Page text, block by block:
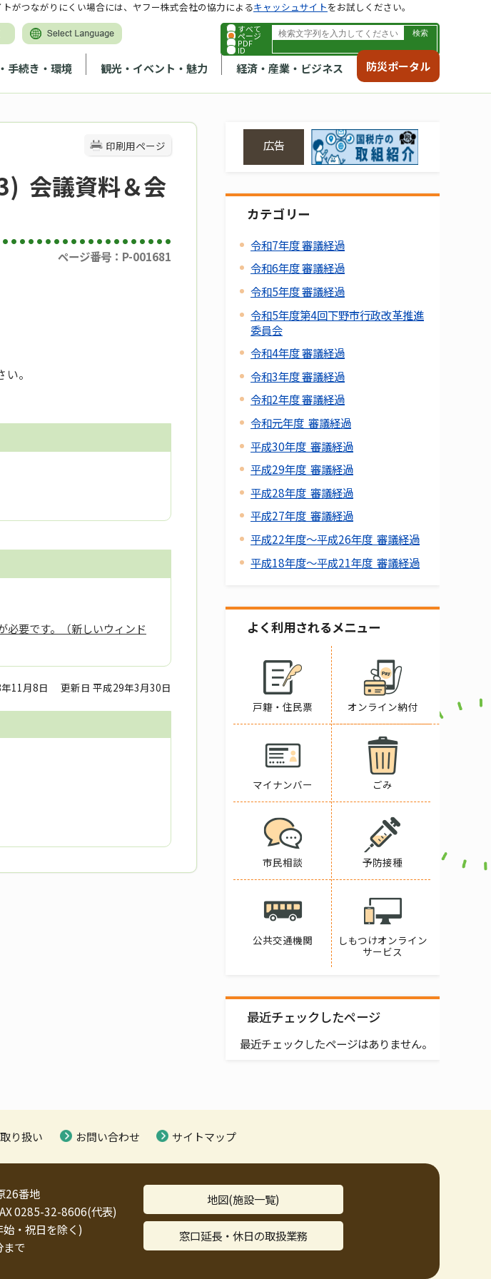
すべて
ページ
PDF
ID
手続き・環境 観光・イベント・魅力 経済・産業・ビジネス 防災ポータル
がつながりにくい場合には、ヤフー株式会社の協力によるキャッシュサイトをお試しください。
印刷用ページ
会議資料＆会
ページ番号：P-001681
。
必要です。（新しいウィンド
11月8日 更新日 平成29年3月30日
広告
カテゴリー
令和7年度 審議経過
令和6年度 審議経過
令和5年度 審議経過
令和5年度第4回下野市行政改革推進
委員会
令和4年度 審議経過
令和3年度 審議経過
令和2年度 審議経過
令和元年度 審議経過
平成30年度 審議経過
平成29年度 審議経過
平成28年度 審議経過
平成27年度 審議経過
平成22年度～平成26年度 審議経過
平成18年度～平成21年度 審議経過
よく利用されるメニュー
戸籍・住民票 オンライン納付
マイナンバー ごみ
市民相談 予防接種
公共交通機関
しもつけオンライン
サービス
最近チェックしたページ
最近チェックしたページはありません。
り扱い お問い合わせ サイトマップ
26番地
0285-32-8606(代表)
・祝日を除く)
まで
地図(施設一覧)
窓口延長・休日の取扱業務